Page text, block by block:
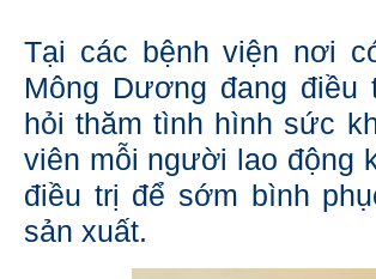
Tại các bệnh viện nơi
Mông Dương đang
hỏi thăm tình hình sức
viên mỗi người lao động
điều trị để sớm bình
sản xuất.